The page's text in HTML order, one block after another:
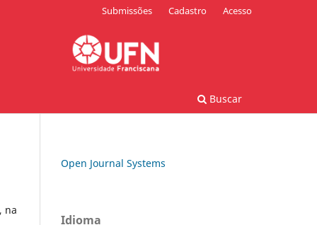
Buscar
Submissões Cadastro Acesso
na
Open Journal Systems
Idioma